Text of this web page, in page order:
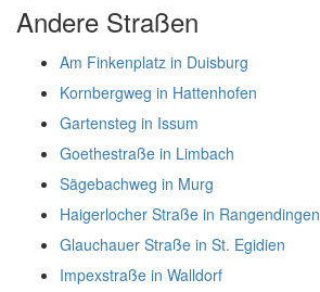
Andere Straßen
Am Finkenplatz in Duisburg
Kornbergweg in Hattenhofen
Gartensteg in Issum
Goethestraße in Limbach
Sägebachweg in Murg
Haigerlocher Straße in Rangendingen
Glauchauer Straße in St. Egidien
Impexstraße in Walldorf